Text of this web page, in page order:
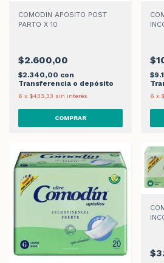
COMODIN APOSITO POST
PARTO X 10
$2.600,00
$2.340,00 con
Transferencia o depósito
6 x $433,33 sin interés 6 x